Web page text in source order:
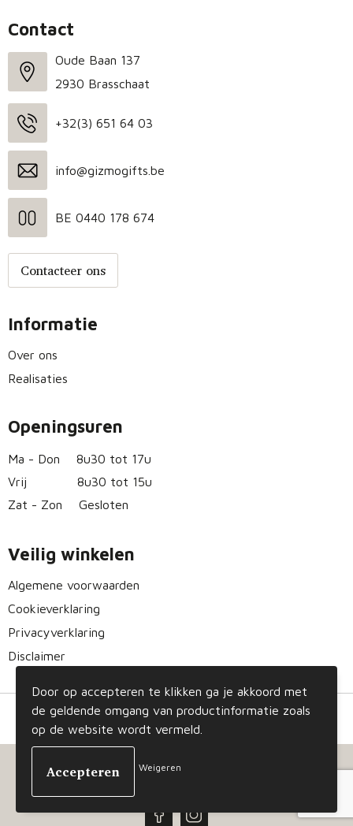
Contact
Oude Baan 137
2930 Brasschaat
+32(3) 651 64 03
info@gizmogifts.be
BE 0440 178 674
Contacteer ons
Informatie
Over ons
Realisaties
Openingsuren
Ma - Don
8u30 tot 17u
Vrij
8u30 tot 15u
Zat - Zon
Gesloten
Veilig winkelen
Algemene voorwaarden
Cookieverklaring
Privacyverklaring
Disclaimer
© Copyright Gizmo 2023
Door op accepteren te klikken ga je akkoord met
de geldende omgang van productinformatie zoals
op de website wordt vermeld.
Weigeren